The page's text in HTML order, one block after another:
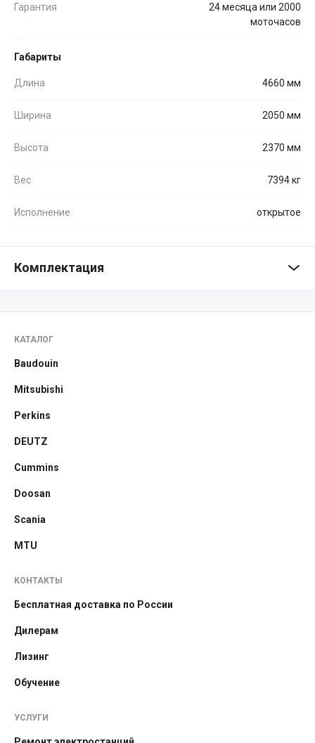
Гарантия
24 месяца или 2000
моточасов
Габариты
Длина 4660 мм
Ширина 2050 мм
Высота 2370 мм
Вес 7394 кг
Исполнение открытое
Комплектация
КАТАЛОГ
Baudouin
Mitsubishi
Perkins
DEUTZ
Cummins
Doosan
Scania
MTU
КОНТАКТЫ
Бесплатная доставка по России
Дилерам
Лизинг
Обучение
УСЛУГИ